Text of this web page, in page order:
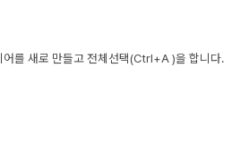
어를 새로 만들고 전체선택(Ctrl+A )을 합니다.